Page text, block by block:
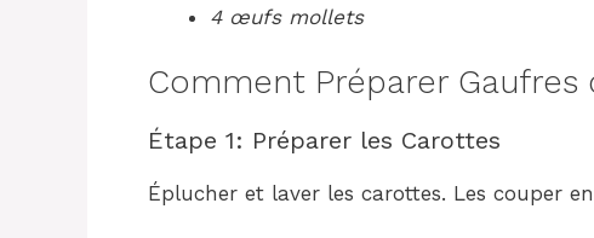
4 œufs mollets
Comment Préparer
Étape 1: Préparer les Carottes
Éplucher et laver les carottes. Les couper